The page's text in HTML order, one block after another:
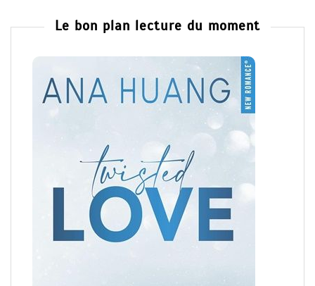
Le bon plan lecture du moment